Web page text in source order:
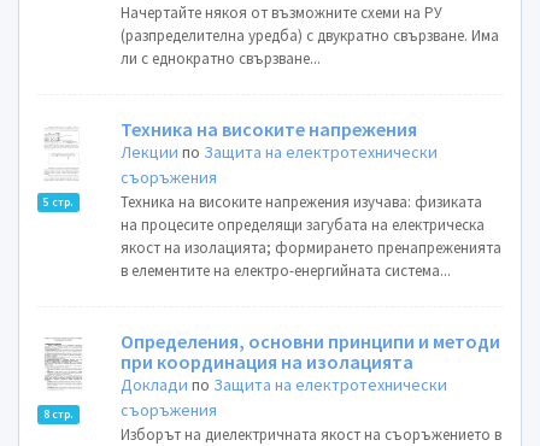
Начертайте някоя от възможните схеми на РУ
(разпределителна уредба) с двукратно свързване. Има
ли с еднократно свързване...
5 стр.
Техника на високите напрежения
Лекции по Защита на електротехнически
съоръжения
Техника на високите напрежения изучава: физиката
на процесите определящи загубата на електрическа
якост на изолацията; формирането пренапреженията
в елементите на електро-енергийната система...
8 стр.
Определения, основни принципи и методи
при координация на изолацията
Доклади по Защита на електротехнически
съоръжения
Изборът на диелектричната якост на съоръжението в